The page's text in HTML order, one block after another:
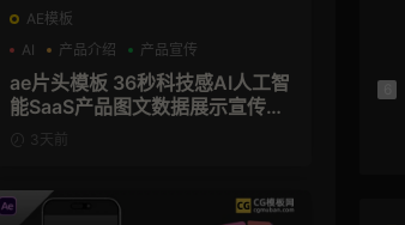
AE模板
AI
产品介绍 产品宣传
ae片头模板 36秒科技感AI人工智
能SaaS产品图文数据展示宣传视
频AE模板
3天前